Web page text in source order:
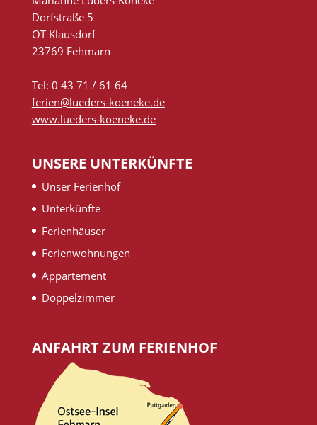
Dorfstraße 5
OT Klausdorf
23769 Fehmarn
Tel: 0 43 71 / 61 64
ferien@lueders-koeneke.de
www.lueders-koeneke.de
UNSERE UNTERKÜNFTE
Unser Ferienhof
Unterkünfte
Ferienhäuser
Ferienwohnungen
Appartement
Doppelzimmer
ANFAHRT ZUM FERIENHOF